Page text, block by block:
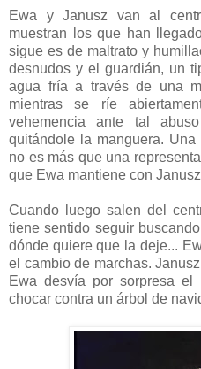
Ewa y Janusz van al
muestran los que han
sigue es de maltrato y
desnudos y el guardián, un
agua fría a través de una
mientras se ríe
vehemencia ante tal
quitándole la manguera.
no es más que una
que Ewa mantiene con
Cuando luego salen del
tiene sentido seguir
dónde quiere que la deje...
el cambio de marchas.
Ewa desvía por sorpresa
chocar contra un árbol de